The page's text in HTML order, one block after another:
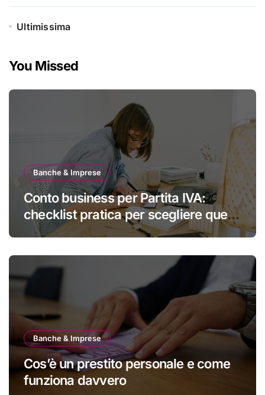
Ultimissima
You Missed
Banche & Imprese
Conto business per Partita IVA:
checklist pratica per scegliere quello
giusto
Banche & Imprese
Cos’è un prestito personale e come
funziona davvero